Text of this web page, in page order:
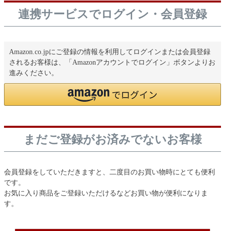
連携サービスでログイン・会員登録
Amazon.co.jpにご登録の情報を利用してログインまたは会員登録
されるお客様は、「Amazonアカウントでログイン」ボタンよりお
進みください。
まだご登録がお済みでないお客様
会員登録をしていただきますと、二度目のお買い物時にとても便利
です。
お気に入り商品をご登録いただけるなどお買い物が便利になりま
す。